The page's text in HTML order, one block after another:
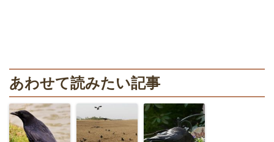
あわせて読みたい記事